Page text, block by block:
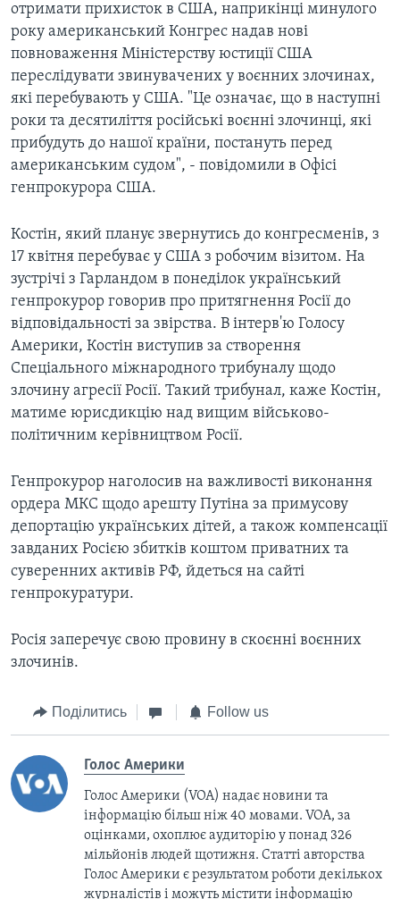
отримати прихисток в США, наприкінці минулого
року американський Конгрес надав нові
повноваження Міністерству юстиції США
переслідувати звинувачених у воєнних злочинах,
які перебувають у США. "Це означає, що в наступні
роки та десятиліття російські воєнні злочинці, які
прибудуть до нашої країни, постануть перед
американським судом", - повідомили в Офісі
генпрокурора США.
Костін, який планує звернутись до конгресменів, з
17 квітня перебуває у США з робочим візитом. На
зустрічі з Гарландом в понеділок український
генпрокурор говорив про притягнення Росії до
відповідальності за звірства. В інтерв'ю Голосу
Америки, Костін виступив за створення
Спеціального міжнародного трибуналу щодо
злочину агресії Росії. Такий трибунал, каже Костін,
матиме юрисдикцію над вищим військово-
політичним керівництвом Росії.
Генпрокурор наголосив на важливості виконання
ордера МКС щодо арешту Путіна за примусову
депортацію українських дітей, а також компенсації
завданих Росією збитків коштом приватних та
суверенних активів РФ, йдеться на сайті
генпрокуратури.
Росія заперечує свою провину в скоєнні воєнних
злочинів.
Поділитись Follow us
Голос Америки
Голос Америки (VOA) надає новини та
інформацію більш ніж 40 мовами. VOA, за
оцінками, охоплює аудиторію у понад 326
мільйонів людей щотижня. Статті авторства
Голос Америки є результатом роботи декількох
журналістів і можуть містити інформацію